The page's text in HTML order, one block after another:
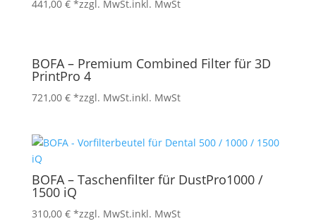
441,00 € *zzgl. MwSt.inkl. MwSt
BOFA – Premium Combined Filter für 3D
PrintPro 4
721,00 € *zzgl. MwSt.inkl. MwSt
BOFA – Taschenfilter für DustPro1000 /
1500 iQ
310,00 € *zzgl. MwSt.inkl. MwSt